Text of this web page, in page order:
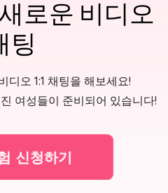
로운 비디오
팅
디오 1:1 채팅을 해보세요!
여성들이 준비되어 있습니다!
신청하기